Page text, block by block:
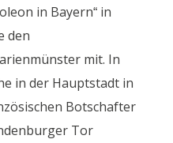
in Bayern“ in
den
mit. In
in der Hauptstadt in
Botschafter
Tor